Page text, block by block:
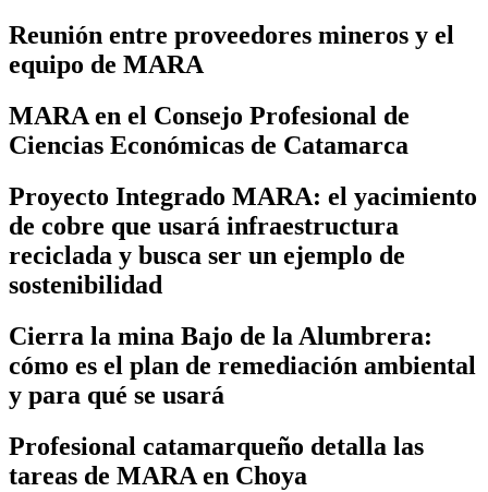
Reunión entre proveedores mineros y el
equipo de MARA
MARA en el Consejo Profesional de
Ciencias Económicas de Catamarca
Proyecto Integrado MARA: el yacimiento
de cobre que usará infraestructura
reciclada y busca ser un ejemplo de
sostenibilidad
Cierra la mina Bajo de la Alumbrera:
cómo es el plan de remediación ambiental
y para qué se usará
Profesional catamarqueño detalla las
tareas de MARA en Choya